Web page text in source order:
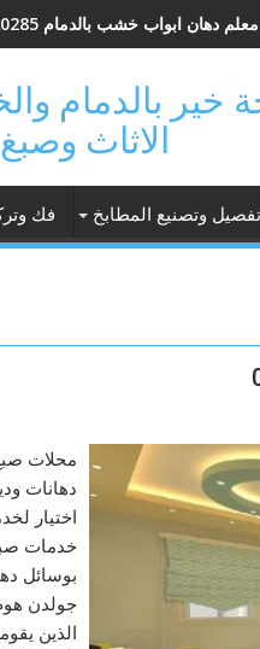
معلم دهان ابواب خشب بالدمام 0545320285
فتحة خير
الاثاث
تفصيل وتصنيع المطابخ فك
محلات
دهانات
اختيار
خدمات
بوسائل
جولدن
الذين